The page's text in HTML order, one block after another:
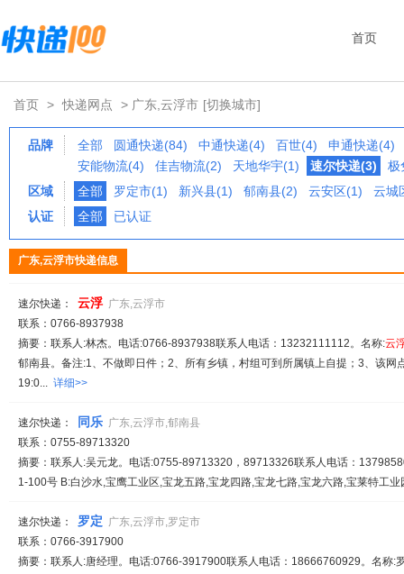
首页
首页 > 快递网点 > 广东,云浮市 [切换城市]
品牌 全部 圆通快递(84) 中通快递(4) 百世(4)
申通快递(4)
安能物流(4)
佳吉物流(2) 天地华宇(1) 速尔快递(3)
极
区域
全部 罗定市(1) 新兴县(1) 郁南县(2) 云安区(1)
云城
认证
全部 已认证
广东,云浮市快递信息
速尔快递： 云浮 广东,云浮市
联系：0766-8937938
摘要：联系人:林杰。电话:0766-8937938联系人电话：13232111112。名称:云
郁南县。备注:1、不做即日件；2、所有乡镇，村组可到所属镇上自提；3、该网
19:0... 详细>>
速尔快递： 同乐 广东,云浮市,郁南县
联系：0755-89713320
摘要：联系人:吴元龙。电话:0755-89713320，89713326联系人电话：
1-100号 B:白沙水,宝鹰工业区,宝龙五路,宝龙四路,宝龙七路,宝龙六路,宝莱特工
速尔快递： 罗定 广东,云浮市,罗定市
联系：0766-3917900
摘要：联系人:唐经理。电话:0766-3917900联系人电话：18666760929。名称: